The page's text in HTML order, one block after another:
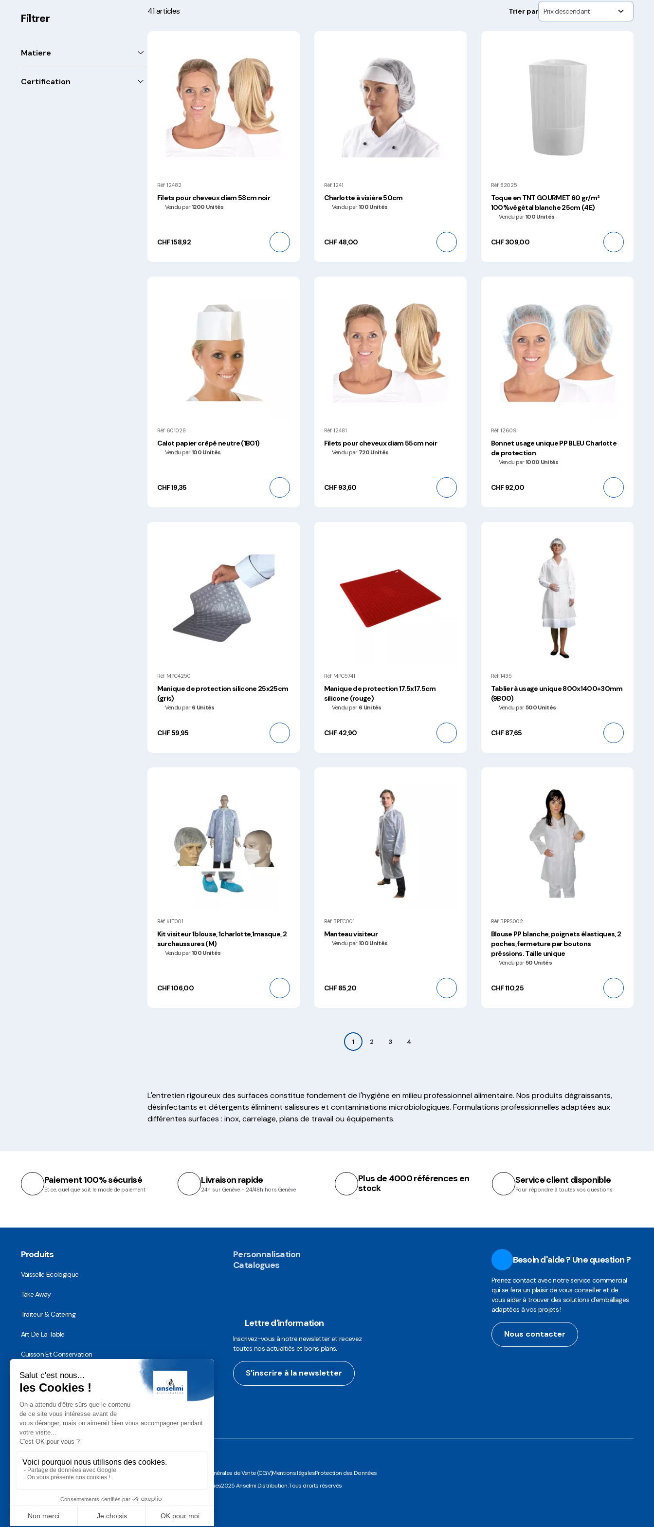
Noël
41 articles Trier par
Réf 12482
Filets pour cheveux diam 58cm noir
Vendu par1200 Unités
CHF 158,92
Réf 1241
Charlotte à visière 50cm
Vendu par100 Unités
CHF 48,00
Réf 82025
Toque en TNT GOURMET 60 gr/m²
100%végétal blanche 25cm (4E)
Vendu par100 Unités
CHF 309,00
Réf 601028
Calot papier crêpé neutre (1B01)
Vendu par100 Unités
CHF 19,35
Réf 12481
Filets pour cheveux diam 55cm noir
Vendu par720 Unités
CHF 93,60
Réf 12609
Bonnet usage unique PP BLEU Charlotte
de protection
Vendu par1000 Unités
CHF 92,00
Réf MPC4250
Manique de protection silicone 25x25cm
(gris)
Vendu par6 Unités
CHF 59,95
Réf MPC5741
Manique de protection 17.5x17.5cm
silicone (rouge)
Vendu par6 Unités
CHF 42,90
Réf 1435
Tablier à usage unique 800x1400+30mm
(9B00)
Vendu par500 Unités
CHF 87,65
Réf KIT001
Kit visiteur 1blouse, 1charlotte,1masque, 2
surchaussures (M)
Vendu par100 Unités
CHF 106,00
Réf BPEC001
Manteau visiteur
Vendu par100 Unités
CHF 85,20
Réf BPPS002
Blouse PP blanche, poignets élastiques, 2
poches, fermeture par boutons
préssions. Taille unique
Vendu par50 Unités
CHF 110,25
1 2 3 4
L'entretien rigoureux des surfaces constitue fondement de l'hygiène en milieu professionnel alimentaire. Nos produits dégraissants,
désinfectants et détergents éliminent salissures et contaminations microbiologiques. Formulations professionnelles adaptées aux
différentes surfaces : inox, carrelage, plans de travail ou équipements.
Filtrer
Matiere
Certification
Paiement 100% sécurisé
Et ce, quel que soit le mode de paiement
Livraison rapide
24h sur Genève - 24/48h hors Genève
Plus de 4000 références en
stock
Service client disponible
Pour répondre à toutes vos questions
Produits
Vaisselle Ecologique
Take Away
Traiteur & Catering
Art De La Table
Cuisson Et Conservation
Hygiène, Sécurité et Traçabilité
Vaisselle Réutilisable
Noël
Personnalisation
Catalogues
Lettre d'information
Inscrivez-vous à notre newsletter et recevez
toutes nos actualtiés et bons plans.
S'inscrire à la newsletter
Besoin d'aide ? Une question ?
Prenez contact avec notre service commercial
qui se fera un plaisir de vous conseiller et de
vous aider à trouver des solutions d'emballages
adaptées à vos projets !
Nous contacter
Découvrez notre assortiment de
Conditions Générales de Vente (CGV)Mentions légalesProtection des Données
Gérer les cookies2025 Anselmi Distribution. Tous droits réservés